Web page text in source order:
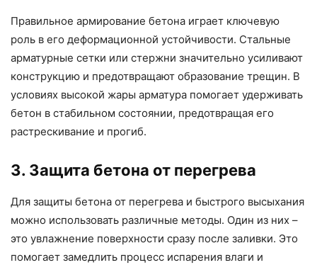
Правильное армирование бетона играет ключевую
роль в его деформационной устойчивости. Стальные
арматурные сетки или стержни значительно усиливают
конструкцию и предотвращают образование трещин. В
условиях высокой жары арматура помогает удерживать
бетон в стабильном состоянии, предотвращая его
растрескивание и прогиб.
3. Защита бетона от перегрева
Для защиты бетона от перегрева и быстрого высыхания
можно использовать различные методы. Один из них –
это увлажнение поверхности сразу после заливки. Это
помогает замедлить процесс испарения влаги и